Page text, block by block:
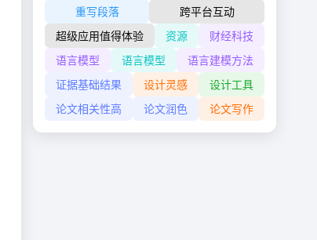
重写段落
跨平台互动
超级应用值得体验
资源
财经科技
语言模型
语言模型
语言建模方法
证据基础结果
设计灵感
设计工具
论文相关性高
论文润色 论文写作